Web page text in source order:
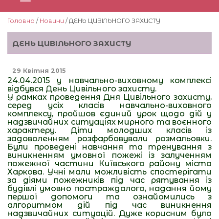
Головна / Новини / ДЕНЬ ЦИВІЛЬНОГО ЗАХИСТУ
ДЕНЬ ЦИВІЛЬНОГО ЗАХИСТУ
29 Квітня 2015
24.04.2015 у навчально-виховному комплексі
відбувся День Цивільного захисту.
У рамках проведення Дня Цивільного захисту,
серед усіх класів навчально-виховного
комплексу, пройшов єдиний урок щодо дій у
надзвичайних ситуаціях мирного та воєнного
характеру. Діти молодших класів із
задоволенням розфарбовували розмальовки.
Були проведені навчання та тренування з
виникненням умовної пожежі із залученням
пожежної частини Київського району міста
Харкова. Учні мали можливість спостерігати
за діями пожежників під час рятування із
будівлі умовно постраждалого, надання йому
першої допомоги та ознайомились з
алгоритмом дій під час виникнення
надзвичайних ситуацій. Дуже корисним було